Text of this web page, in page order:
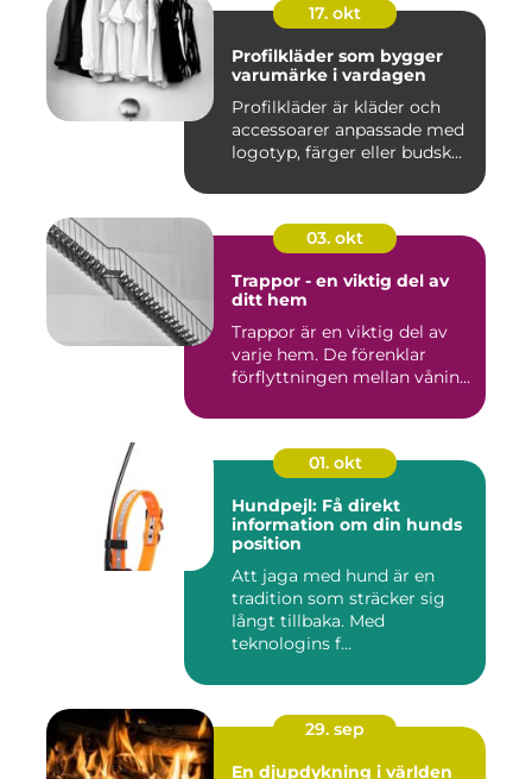
17. okt
Profilkläder som bygger
varumärke i vardagen
Profilkläder är kläder och
accessoarer anpassade med
logotyp, färger eller budsk...
03. okt
Trappor - en viktig del av
ditt hem
Trappor är en viktig del av
varje hem. De förenklar
förflyttningen mellan vånin...
01. okt
Hundpejl: Få direkt
information om din hunds
position
Att jaga med hund är en
tradition som sträcker sig
långt tillbaka. Med
teknologins f...
29. sep
En djupdykning i världen